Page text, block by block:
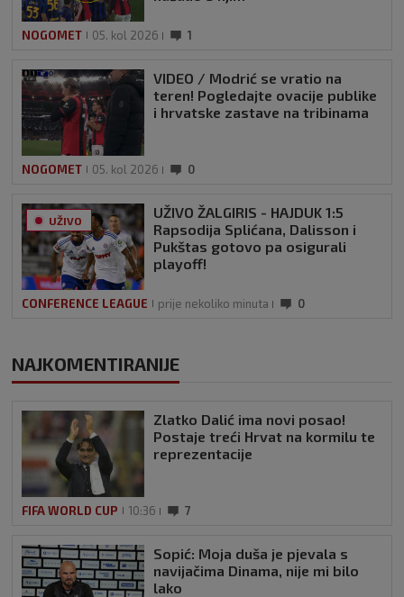
NOGOMET 05. kol 2026 1
VIDEO / Modrić se vratio na
teren! Pogledajte ovacije publike
i hrvatske zastave na tribinama
NOGOMET 05. kol 2026 0
UŽIVO
UŽIVO ŽALGIRIS - HAJDUK 1:5
Rapsodija Splićana, Dalisson i
Pukštas gotovo pa osigurali
playoff!
CONFERENCE LEAGUE prije nekoliko minuta 0
NAJKOMENTIRANIJE
Zlatko Dalić ima novi posao!
Postaje treći Hrvat na kormilu te
reprezentacije
FIFA WORLD CUP 10:36 7
Sopić: Moja duša je pjevala s
navijačima Dinama, nije mi bilo
lako